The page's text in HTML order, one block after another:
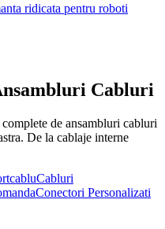
ridicata pentru roboti
Cabluri
de ansambluri cabluri
De la cablaje interne
Cabluri
Conectori Personalizati